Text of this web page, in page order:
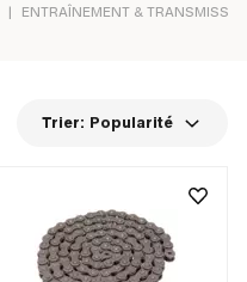
| ENTRAÎNEMENT &
Trier: Popularité